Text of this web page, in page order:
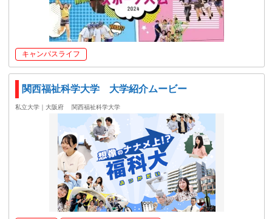
キャンパスライフ
関西福祉科学大学 大学紹介ムービー
私立大学｜大阪府 関西福祉科学大学